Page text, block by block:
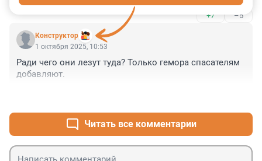
+7 –5
Кoнструктор
1 октября 2025, 10:53
Ради чего они лезут туда? Только гемора спасателям
добавляют.
Читать все комментарии